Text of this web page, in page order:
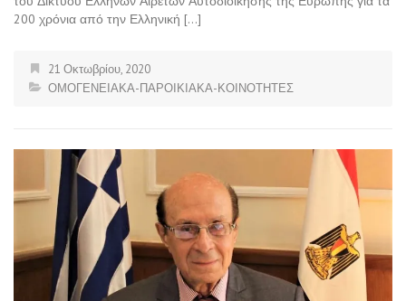
200 χρόνια από την Ελληνική […]
21 Οκτωβρίου, 2020
ΟΜΟΓΕΝΕΙΑΚΑ-ΠΑΡΟΙΚΙΑΚΑ-ΚΟΙΝΟΤΗΤΕΣ